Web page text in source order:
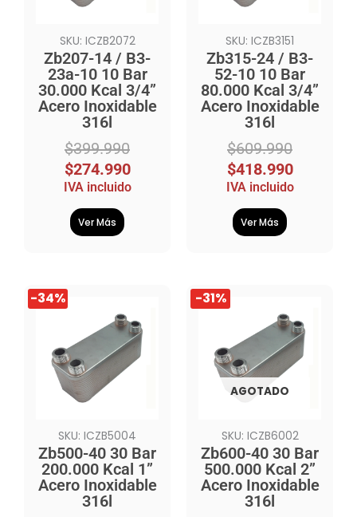
SKU: ICZB2072
Zb207-14 / B3-
23a-10 10 Bar
30.000 Kcal 3/4”
Acero Inoxidable
316l
$399.990
$274.990
IVA incluido
Ver Más
SKU: ICZB3151
Zb315-24 / B3-
52-10 10 Bar
80.000 Kcal 3/4”
Acero Inoxidable
316l
$609.990
$418.990
IVA incluido
Ver Más
-34%
SKU: ICZB5004
Zb500-40 30 Bar
200.000 Kcal 1”
Acero Inoxidable
316l
El
precio
original
era:
$949.990.
El
precio
es:
$629.990.
-31%
AGOTADO
SKU: ICZB6002
Zb600-40 30 Bar
500.000 Kcal 2”
Acero Inoxidable
316l
El
precio
original
era:
$4.164.990.
El
precio
es:
$2.864.990.